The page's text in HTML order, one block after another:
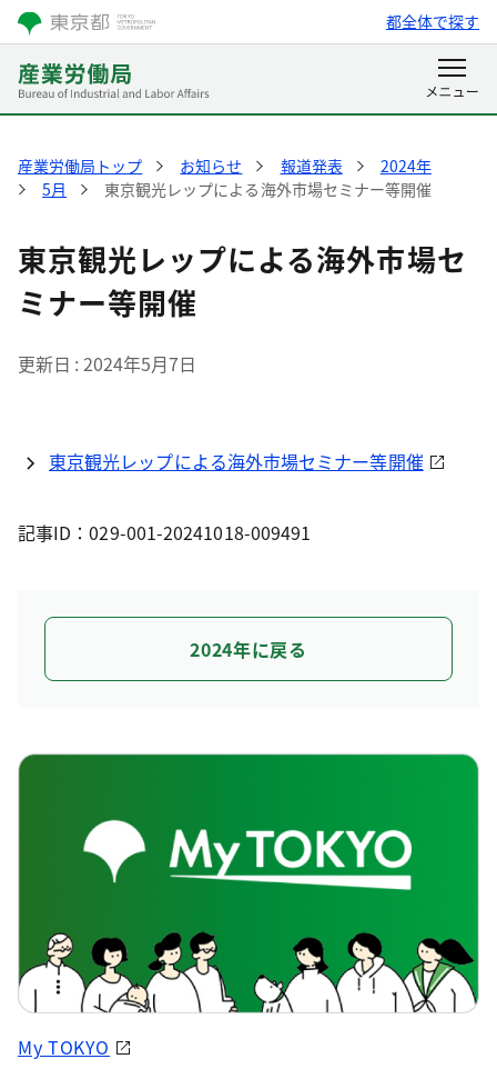
都全体で探す
産業労働局トップ お知らせ 報道発表
2024年
5月
東京観光レップによる海外市場セミナー等開催
東京観光レップによる海外市場セ
ミナー等開催
更新日 2024年5月7日
東京観光レップによる海外市場セミナー等開催
記事ID：029-001-20241018-009491
2024年に戻る
My TOKYO